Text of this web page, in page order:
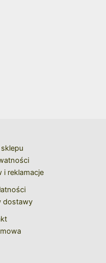
i reklamacje
dostawy